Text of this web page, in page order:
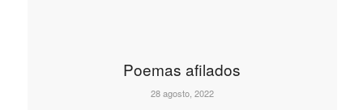
Poemas afilados
28 agosto, 2022